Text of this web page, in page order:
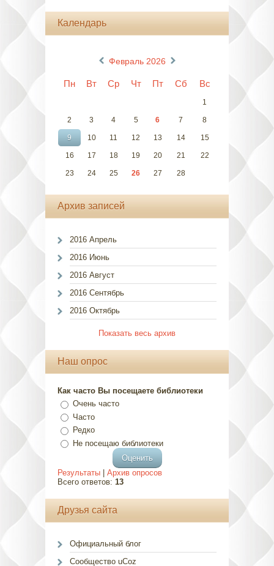
Календарь
« Февраль 2026 »
Пн Вт Ср Чт Пт Сб Вс
1
2 3 4 5 6 7 8
9 10 11 12 13 14 15
16 17 18 19 20 21 22
23 24 25 26 27 28
Архив записей
2016 Апрель
2016 Июнь
2016 Август
2016 Сентябрь
2016 Октябрь
Показать весь архив
Наш опрос
Как часто Вы посещаете библиотеки
Очень часто
Часто
Редко
Не посещаю библиотеки
Результаты
Архив опросов
Всего ответов: 13
Друзья сайта
Официальный блог
Сообщество uCoz